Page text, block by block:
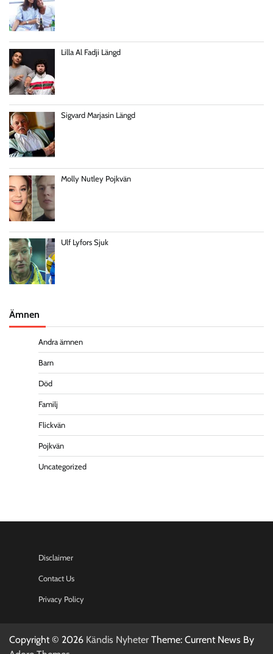
Lilla Al Fadji Längd
Sigvard Marjasin Längd
Molly Nutley Pojkvän
Ulf Lyfors Sjuk
Ämnen
Andra ämnen
Barn
Död
Familj
Flickvän
Pojkvän
Uncategorized
Disclaimer
Contact Us
Privacy Policy
Copyright © 2026 Kändis Nyheter Theme: Current News By